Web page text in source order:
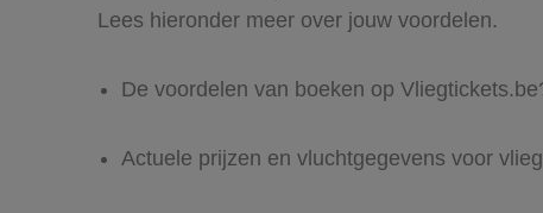
Lees hieronder meer over jouw voordelen.
De voordelen van boeken op
Actuele prijzen en vluchtgegevens voor